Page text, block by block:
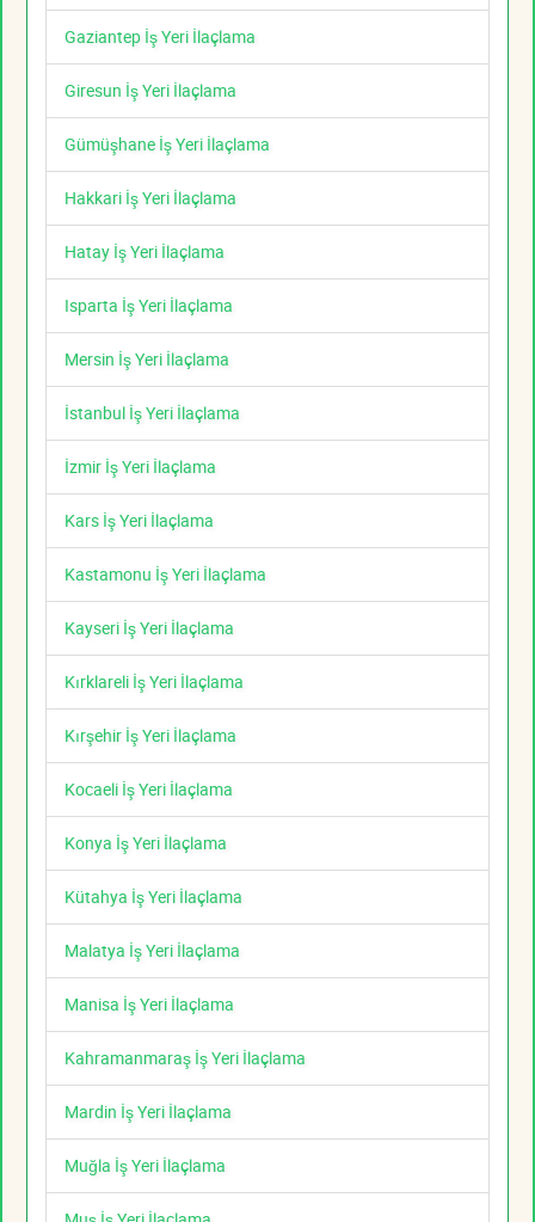
Gaziantep İş Yeri İlaçlama
Giresun İş Yeri İlaçlama
Gümüşhane İş Yeri İlaçlama
Hakkari İş Yeri İlaçlama
Hatay İş Yeri İlaçlama
Isparta İş Yeri İlaçlama
Mersin İş Yeri İlaçlama
İstanbul İş Yeri İlaçlama
İzmir İş Yeri İlaçlama
Kars İş Yeri İlaçlama
Kastamonu İş Yeri İlaçlama
Kayseri İş Yeri İlaçlama
Kırklareli İş Yeri İlaçlama
Kırşehir İş Yeri İlaçlama
Kocaeli İş Yeri İlaçlama
Konya İş Yeri İlaçlama
Kütahya İş Yeri İlaçlama
Malatya İş Yeri İlaçlama
Manisa İş Yeri İlaçlama
Kahramanmaraş İş Yeri İlaçlama
Mardin İş Yeri İlaçlama
Muğla İş Yeri İlaçlama